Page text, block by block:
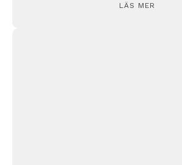
LÄS MER